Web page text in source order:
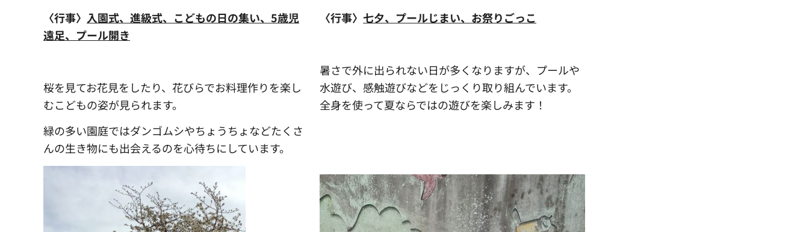
〈行事〉 入園式、進級式、こどもの日の集い、5歳児
遠足、プール開き
桜を見てお花見をしたり、花びらでお料理作りを楽し
むこどもの姿が見られます。
緑の多い園庭ではダンゴムシやちょうちょなどたくさ
んの生き物にも出会えるのを心待ちにしています。
〈行事〉 七夕、プールじまい、お祭りごっこ
暑さで外に出られない日が多くなりますが、プールや
水遊び、感触遊びなどをじっくり取り組んでいます。
全身を使って夏ならではの遊びを楽しみます！